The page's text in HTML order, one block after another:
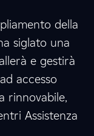
della
siglato una
e gestirà
accesso
rinnovabile,
Assistenza